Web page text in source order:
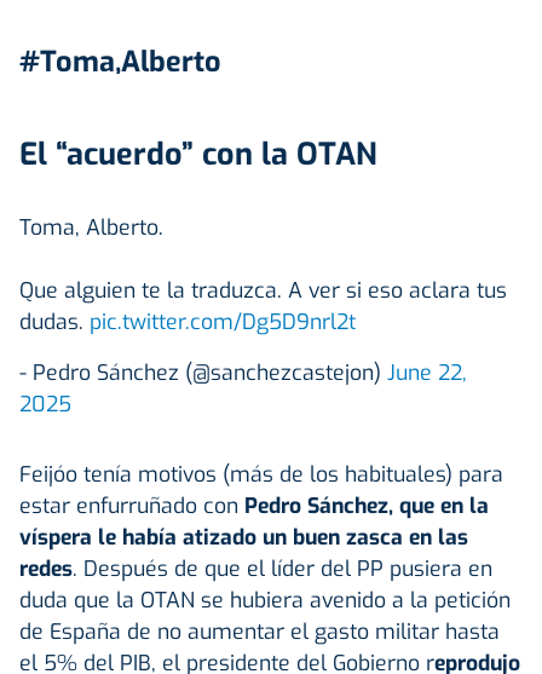
#Toma,Alberto
El “acuerdo” con la OTAN
Toma, Alberto.
Que alguien te la traduzca. A ver si eso aclara tus
dudas. pic.twitter.com/Dg5D9nrl2t
- Pedro Sánchez (@sanchezcastejon) June 22,
2025
Feijóo tenía motivos (más de los habituales) para
estar enfurruñado con Pedro Sánchez, que en la
víspera le había atizado un buen zasca en las
redes. Después de que el líder del PP pusiera en
duda que la OTAN se hubiera avenido a la petición
de España de no aumentar el gasto militar hasta
el 5% del PIB, el presidente del Gobierno reprodujo